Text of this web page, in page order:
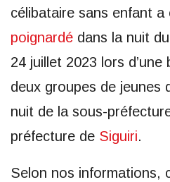
célibataire sans enfant
poignardé dans la nuit
24 juillet 2023 lors
deux groupes de jeunes
nuit de la sous-
préfecture de Siguiri.
Selon nos informations,